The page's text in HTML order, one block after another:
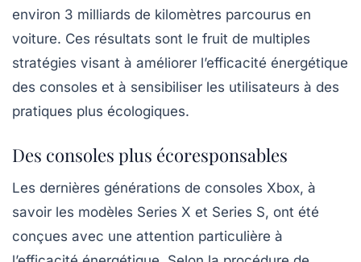
environ 3 milliards de kilomètres parcourus en
voiture. Ces résultats sont le fruit de multiples
stratégies visant à améliorer l’efficacité énergétique
des consoles et à sensibiliser les utilisateurs à des
pratiques plus écologiques.
Des consoles plus écoresponsables
Les dernières générations de consoles Xbox, à
savoir les modèles Series X et Series S, ont été
conçues avec une attention particulière à